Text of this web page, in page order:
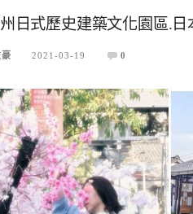
日式歷史建築文化園區.
2021-03-19 0